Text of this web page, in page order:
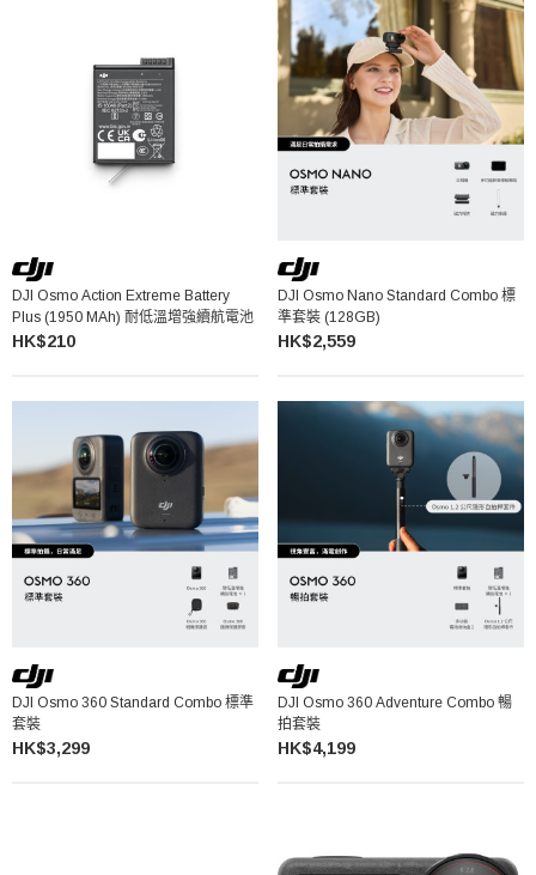
DJI Osmo Action Extreme Battery
Plus (1950 MAh) 耐低溫增強續航電池
HK$210
DJI Osmo Nano Standard Combo 標
準套裝 (128GB)
HK$2,559
DJI Osmo 360 Standard Combo 標準
套裝
HK$3,299
DJI Osmo 360 Adventure Combo 暢
拍套裝
HK$4,199